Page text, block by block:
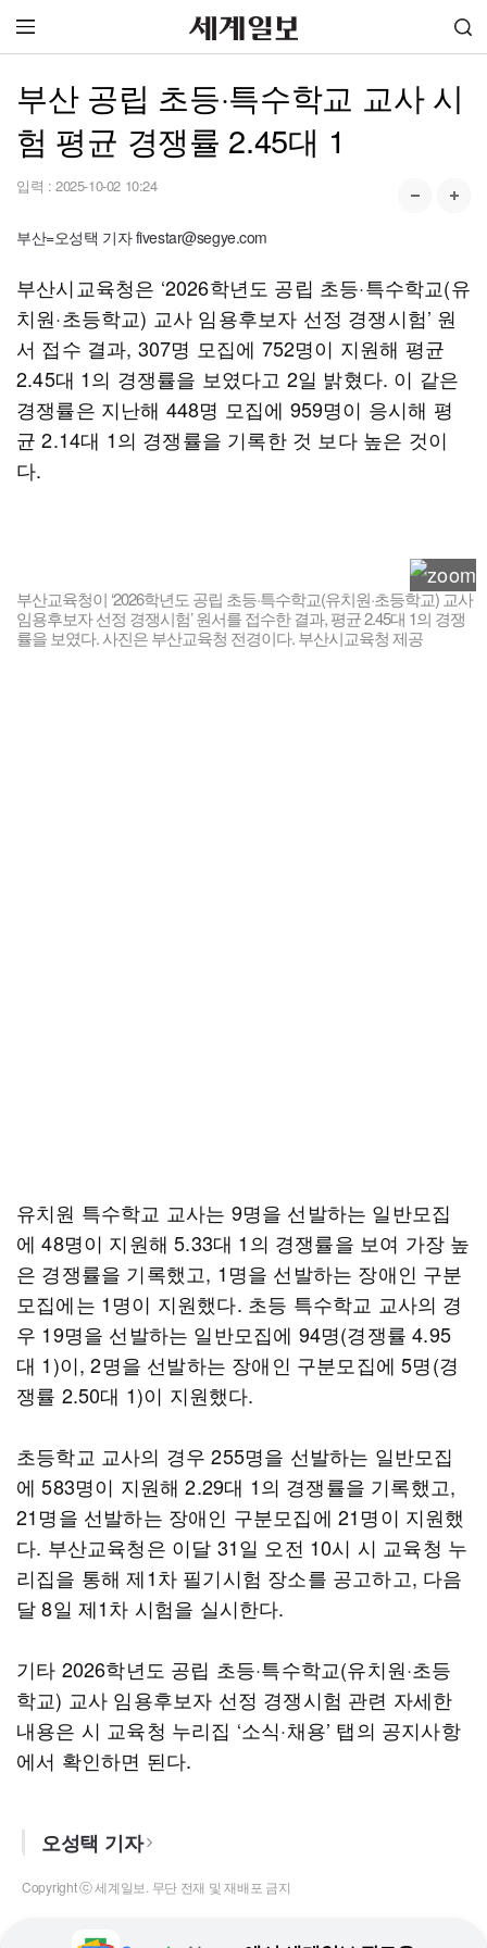
부산 공립 초등·특수학교 교사 시
험 평균 경쟁률 2.45대 1
입력 : 2025-10-02 10:24
부산=오성택 기자 fivestar@segye.com
부산시교육청은 ‘2026학년도 공립 초등·특수학교(유
치원·초등학교) 교사 임용후보자 선정 경쟁시험’ 원
서 접수 결과, 307명 모집에 752명이 지원해 평균
2.45대 1의 경쟁률을 보였다고 2일 밝혔다. 이 같은
경쟁률은 지난해 448명 모집에 959명이 응시해 평
균 2.14대 1의 경쟁률을 기록한 것 보다 높은 것이
다.
부산교육청이 ‘2026학년도 공립 초등·특수학교(유치원·초등학교) 교사
임용후보자 선정 경쟁시험’ 원서를 접수한 결과, 평균 2.45대 1의 경쟁
률을 보였다. 사진은 부산교육청 전경이다. 부산시교육청 제공
유치원 특수학교 교사는 9명을 선발하는 일반모집
에 48명이 지원해 5.33대 1의 경쟁률을 보여 가장 높
은 경쟁률을 기록했고, 1명을 선발하는 장애인 구분
모집에는 1명이 지원했다. 초등 특수학교 교사의 경
우 19명을 선발하는 일반모집에 94명(경쟁률 4.95
대 1)이, 2명을 선발하는 장애인 구분모집에 5명(경
쟁률 2.50대 1)이 지원했다.
초등학교 교사의 경우 255명을 선발하는 일반모집
에 583명이 지원해 2.29대 1의 경쟁률을 기록했고,
21명을 선발하는 장애인 구분모집에 21명이 지원했
다. 부산교육청은 이달 31일 오전 10시 시 교육청 누
리집을 통해 제1차 필기시험 장소를 공고하고, 다음
달 8일 제1차 시험을 실시한다.
기타 2026학년도 공립 초등·특수학교(유치원·초등
학교) 교사 임용후보자 선정 경쟁시험 관련 자세한
내용은 시 교육청 누리집 ‘소식·채용’ 탭의 공지사항
에서 확인하면 된다.
오성택 기자
Copyright ⓒ 세계일보. 무단 전재 및 재배포 금지